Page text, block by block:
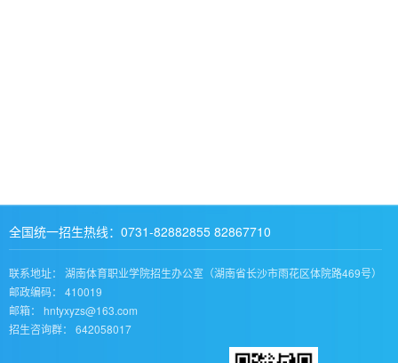
全国统一招生热线：0731-82882855 82867710
联系地址： 湖南体育职业学院招生办公室（湖南省长沙市雨花区体院路469号）
邮政编码： 410019
邮箱： hntyxyzs@163.com
招生咨询群： 642058017